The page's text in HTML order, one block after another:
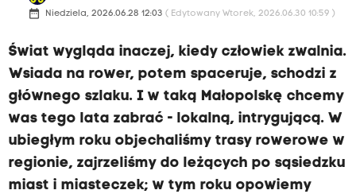
date_range Niedziela, 2026.06.28 12:03 ( Edytowany Wtorek, 2026.06.30 10:59 )
Świat wygląda inaczej, kiedy człowiek zwalnia.
Wsiada na rower, potem spaceruje, schodzi z
głównego szlaku. I w taką Małopolskę chcemy
was tego lata zabrać - lokalną, intrygującą. W
ubiegłym roku objechaliśmy trasy rowerowe w
regionie, zajrzeliśmy do leżących po sąsiedzku
miast i miasteczek; w tym roku opowiemy